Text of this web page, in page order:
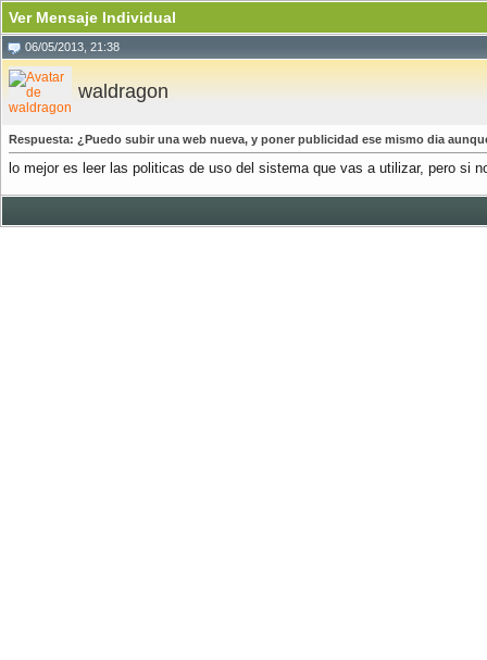
Ver Mensaje Individual
06/05/2013, 21:38
waldragon
Respuesta: ¿Puedo subir una web nueva, y poner publicidad ese mismo dia
lo mejor es leer las politicas de uso del sistema que vas a utilizar, pero si